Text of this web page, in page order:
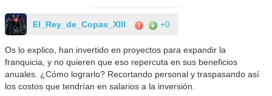
El_Rey_de_Copas_XIII +0
Os lo explico, han invertido en proyectos para expandir la
franquicia, y no quieren que eso repercuta en sus beneficios
anuales. ¿Cómo lograrlo? Recortando personal y traspasando así
los costos que tendrían en salarios a la inversión.